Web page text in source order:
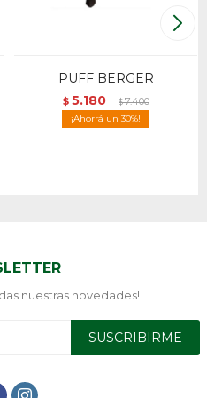
PUFF BERGER
$ 5.180 $7.400
30
nuestras novedades!
SUSCRIBIRME